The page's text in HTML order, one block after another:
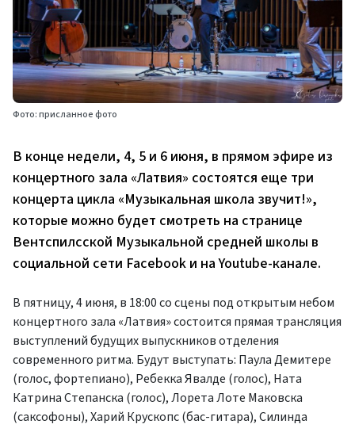
Фото: присланное фото
В конце недели, 4, 5 и 6 июня, в прямом эфире из
концертного зала «Латвия» состоятся еще три
концерта цикла «Музыкальная школа звучит!»,
которые можно будет смотреть на странице
Вентспилсской Музыкальной средней школы в
социальной сети Facebook и на Youtube-канале.
В пятницу, 4 июня, в 18:00 со сцены под открытым небом
концертного зала «Латвия» состоится прямая трансляция
выступлений будущих выпускников отделения
современного ритма. Будут выступать: Паула Демитере
(голос, фортепиано), Ребекка Явалде (голос), Ната
Катрина Степанска (голос), Лорета Лоте Маковска
(саксофоны), Харий Крускопс (бас-гитара), Силинда